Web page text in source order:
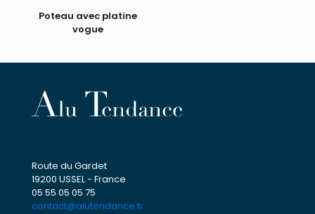
Poteau avec platine
vogue
Route du Gardet
19200 USSEL - France
05 55 05 05 75
contact@alutendance.fr